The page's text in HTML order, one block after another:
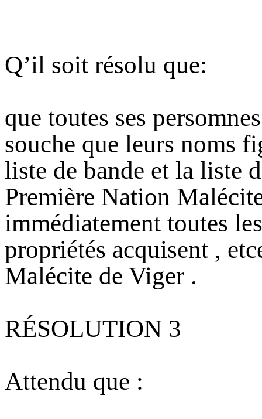
Q’il soit résolu que:
que toutes ses
souche que leurs noms
liste de bande et la liste
Première Nation
immédiatement toutes
propriétés acquisent ,
Malécite de Viger .
RÉSOLUTION 3
Attendu que :